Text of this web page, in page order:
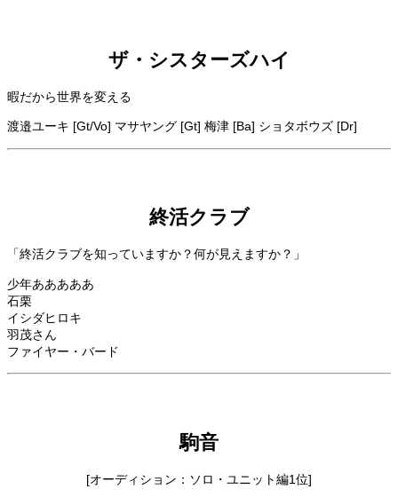
ザ・シスターズハイ
暇だから世界を変える
渡邉ユーキ [Gt/Vo] マサヤング [Gt] 梅津 [Ba] ショタボウズ [Dr]
終活クラブ
「終活クラブを知っていますか？何が見えますか？」
少年あああああ
石栗
イシダヒロキ
羽茂さん
ファイヤー・バード
駒音
[オーディション：ソロ・ユニット編1位]